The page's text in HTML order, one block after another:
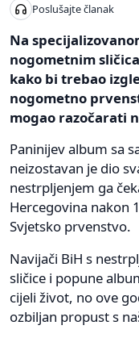
Poslušajte članak
Na
nogometnim
kako bi trebao
nogometno
mogao razočarati
Paninijev album sa
neizostavan je dio
nestrpljenjem ga
Hercegovina nakon
Svjetsko prvenstvo.
Navijači BiH s
sličice i popune
cijeli život, no ove
ozbiljan propust s